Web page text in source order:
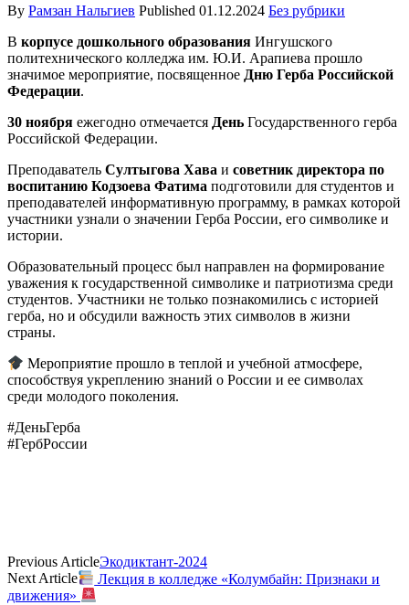
By Рамзан Нальгиев Published 01.12.2024 Без рубрики
В корпусе дошкольного образования Ингушского
политехнического колледжа им. Ю.И. Арапиева прошло
значимое мероприятие, посвященное Дню Герба Российской
Федерации.
30 ноября ежегодно отмечается День Государственного герба
Российской Федерации.
Преподаватель Султыгова Хава и советник директора по
воспитанию Кодзоева Фатима подготовили для студентов и
преподавателей информативную программу, в рамках которой
участники узнали о значении Герба России, его символике и
истории.
Образовательный процесс был направлен на формирование
уважения к государственной символике и патриотизма среди
студентов. Участники не только познакомились с историей
герба, но и обсудили важность этих символов в жизни
страны.
Мероприятие прошло в теплой и учебной атмосфере,
способствуя укреплению знаний о России и ее символах
среди молодого поколения.
#ДеньГерба
#ГербРоссии
Previous ArticleЭкодиктант-2024
Next Article
Лекция в колледже «Колумбайн: Признаки и
движения»